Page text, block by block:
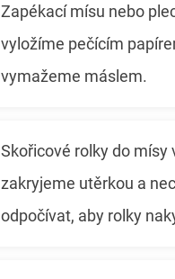
Zapékací mísu nebo
vyložíme pečícím
vymažeme máslem.
Skořicové rolky do mísy
zakryjeme utěrkou a
odpočívat, aby rolky